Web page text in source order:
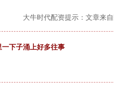
大牛时代配资提示：文章来
下子涌上好多往事